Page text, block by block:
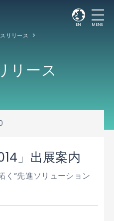
EN MENU
リリース
リース
」出展案内
”先進ソリューション